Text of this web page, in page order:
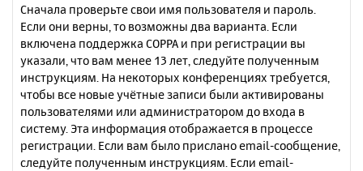
Сначала проверьте свои имя пользователя и пароль.
Если они верны, то возможны два варианта. Если
включена поддержка COPPA и при регистрации вы
указали, что вам менее 13 лет, следуйте полученным
инструкциям. На некоторых конференциях требуется,
чтобы все новые учётные записи были активированы
пользователями или администратором до входа в
систему. Эта информация отображается в процессе
регистрации. Если вам было прислано email-сообщение,
следуйте полученным инструкциям. Если email-